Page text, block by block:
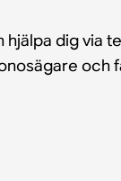
hjälpa dig via
och